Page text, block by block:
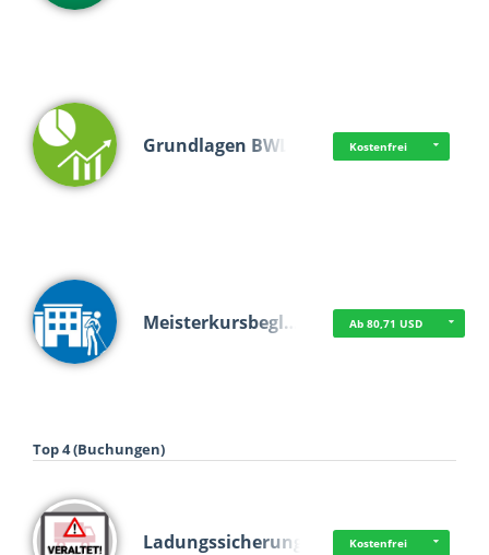
Grundlagen BWL Kostenfrei
Meisterkursbegl… Ab 80,71 USD
Top 4 (Buchungen)
Ladungssicherung Kostenfrei